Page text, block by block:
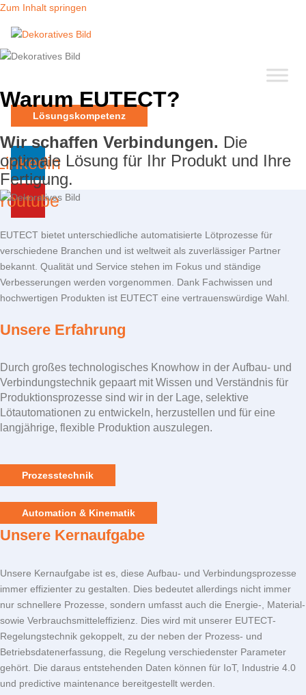
Zum Inhalt springen
Lösungskompetenz
WarumEUTECT?
Wir schaffen Verbindungen. Die
optimale Lösung für Ihr Produkt und Ihre
Fertigung.
EUTECT bietet unterschiedliche automatisierte Lötprozesse für
verschiedene Branchen und ist weltweit als zuverlässiger Partner
bekannt. Qualität und Service stehen im Fokus und ständige
Verbesserungen werden vorgenommen. Dank Fachwissen und
hochwertigen Produkten ist EUTECT eine vertrauenswürdige Wahl.
Unsere Erfahrung
Durch großes technologisches Knowhow in der Aufbau- und
Verbindungstechnik gepaart mit Wissen und Verständnis für
Produktionsprozesse sind wir in der Lage, selektive
Lötautomationen zu entwickeln, herzustellen und für eine
langjährige, flexible Produktion auszulegen.
Prozesstechnik
Automation & Kinematik
Unsere Kernaufgabe
Unsere Kernaufgabe ist es, diese Aufbau- und Verbindungsprozesse
immer effizienter zu gestalten. Dies bedeutet allerdings nicht immer
nur schnellere Prozesse, sondern umfasst auch die Energie-, Material-
sowie Verbrauchsmitteleffizienz. Dies wird mit unserer EUTECT-
Regelungstechnik gekoppelt, zu der neben der Prozess- und
Betriebsdatenerfassung, die Regelung verschiedenster Parameter
gehört. Die daraus entstehenden Daten können für IoT, Industrie 4.0
und predictive maintenance bereitgestellt werden.